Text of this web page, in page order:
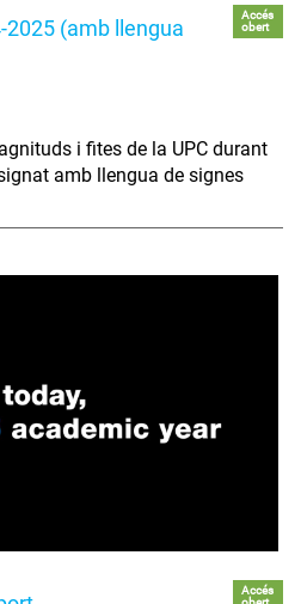
(amb llengua
Accés
obert
i fites de la UPC durant
amb llengua de signes
Accés